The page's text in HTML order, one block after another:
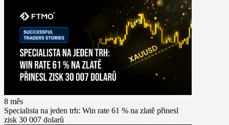
8 měs
Specialista na jeden trh: Win rate 61 % na zlatě přinesl
zisk 30 007 dolarů